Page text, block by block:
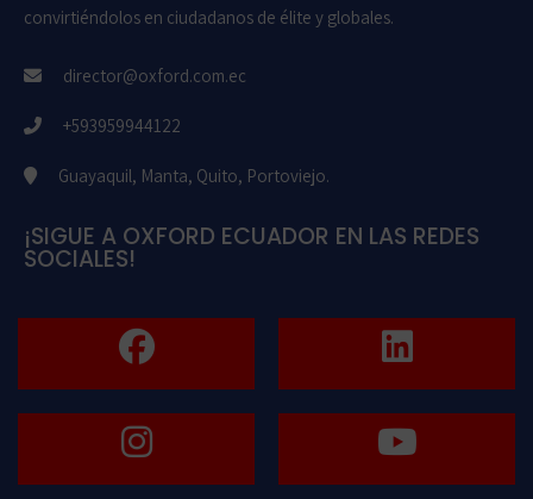
convirtiéndolos en ciudadanos de élite y globales.
director@oxford.com.ec
+593959944122
Guayaquil, Manta, Quito, Portoviejo.
¡SIGUE A OXFORD ECUADOR EN LAS REDES
SOCIALES!